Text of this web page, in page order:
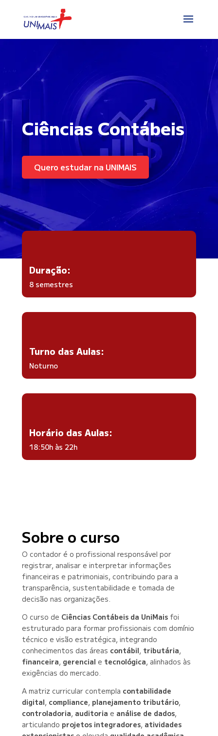
Ciências Contábeis
Quero estudar na UNIMAIS
Duração:
8 semestres
Turno das Aulas:
Noturno
Horário das Aulas:
18:50h às 22h
Sobre o curso
O contador é o profissional responsável por
registrar, analisar e interpretar informações
financeiras e patrimoniais, contribuindo para a
transparência, sustentabilidade e tomada de
decisão nas organizações.
O curso de Ciências Contábeis da UniMaisfoi
estruturado para formar profissionais com domínio
técnico e visão estratégica, integrando
conhecimentos das áreas contábil, tributária,
financeira, gerencial e tecnológica, alinhados às
exigências do mercado.
A matriz curricular contempla contabilidade
digital, compliance, planejamento tributário,
controladoria, auditoria e análise de dados,
articulando projetos integradores, atividades